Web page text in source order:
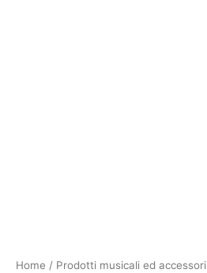
Home / Prodotti musicali ed accessori